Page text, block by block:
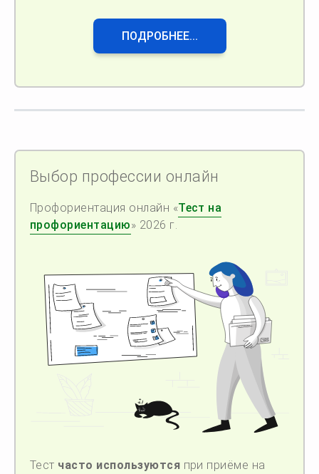
ПОДРОБНЕЕ...
Выбор профессии онлайн
Профориентация онлайн «Тест на
профориентацию» 2026 г.
Тест часто используются при приёме на